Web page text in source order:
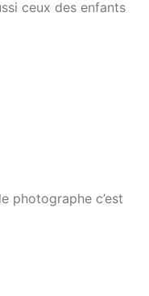
ceux des enfants
photographe c’est